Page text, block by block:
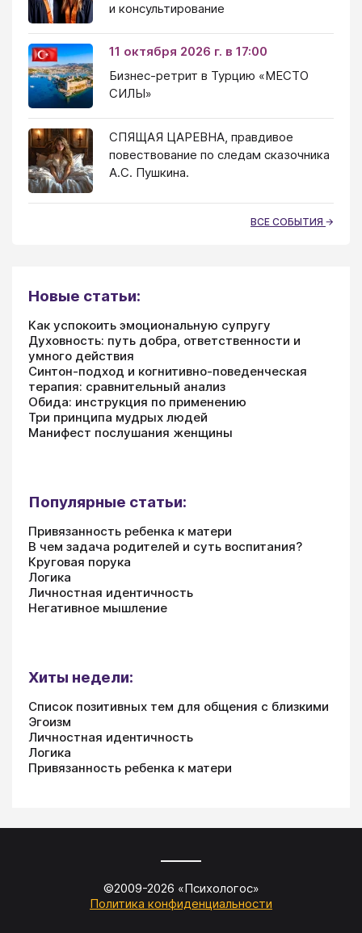
и консультирование
11 октября 2026 г. в 17:00
Бизнес-ретрит в Турцию «МЕСТО
СИЛЫ»
СПЯЩАЯ ЦАРЕВНА, правдивое
повествование по следам сказочника
А.С. Пушкина.
ВСЕ СОБЫТИЯ
Новые статьи:
Как успокоить эмоциональную супругу
Духовность: путь добра, ответственности и
умного действия
Синтон-подход и когнитивно-поведенческая
терапия: сравнительный анализ
Обида: инструкция по применению
Три принципа мудрых людей
Манифест послушания женщины
Популярные статьи:
Привязанность ребенка к матери
В чем задача родителей и суть воспитания?
Круговая порука
Логика
Личностная идентичность
Негативное мышление
Хиты недели:
Список позитивных тем для общения с близкими
Эгоизм
Личностная идентичность
Логика
Привязанность ребенка к матери
©2009-2026 «Психологос»
Политика конфиденциальности